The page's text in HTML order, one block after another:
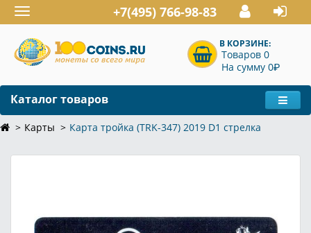
Toggle
navigation
+7(495) 766-98-83
В КОРЗИНЕ:
Товаров 0
На сумму 0P
Каталог товаров
Карты Карта тройка (TRK-347) 2019 D1 стрелка